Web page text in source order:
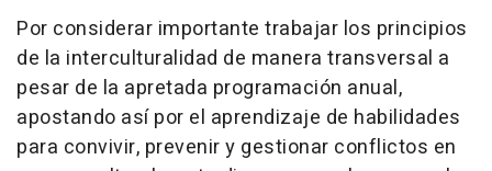
Por considerar importante trabajar los principios
de la interculturalidad de manera transversal a
pesar de la apretada programación anual,
apostando así por el aprendizaje de habilidades
para convivir, prevenir y gestionar conflictos en